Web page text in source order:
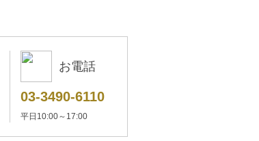
お電話
03-3490-6110
平日10:00～17:00